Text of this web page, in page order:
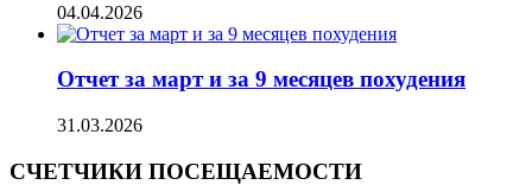
04.04.2026
Отчет за март и за 9 месяцев похудения
31.03.2026
СЧЕТЧИКИ ПОСЕЩАЕМОСТИ